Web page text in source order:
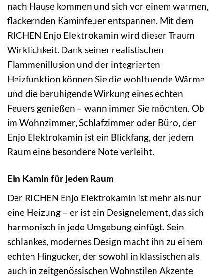
nach Hause kommen und sich vor einem warmen,
flackernden Kaminfeuer entspannen. Mit dem
RICHEN Enjo Elektrokamin wird dieser Traum
Wirklichkeit. Dank seiner realistischen
Flammenillusion und der integrierten
Heizfunktion können Sie die wohltuende Wärme
und die beruhigende Wirkung eines echten
Feuers genießen – wann immer Sie möchten. Ob
im Wohnzimmer, Schlafzimmer oder Büro, der
Enjo Elektrokamin ist ein Blickfang, der jedem
Raum eine besondere Note verleiht.
Ein Kamin für jeden Raum
Der RICHEN Enjo Elektrokamin ist mehr als nur
eine Heizung – er ist ein Designelement, das sich
harmonisch in jede Umgebung einfügt. Sein
schlankes, modernes Design macht ihn zu einem
echten Hingucker, der sowohl in klassischen als
auch in zeitgenössischen Wohnstilen Akzente